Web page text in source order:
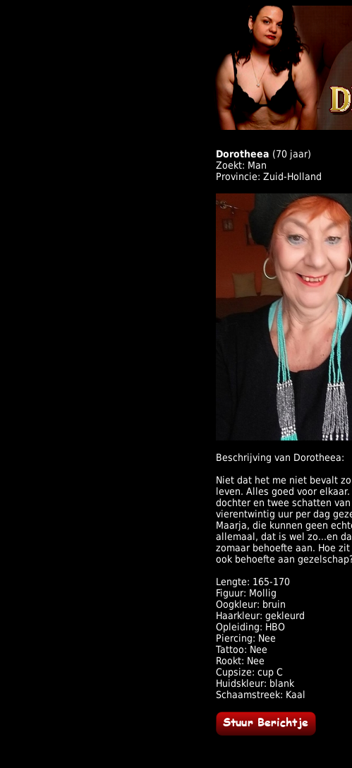
Dorotheea (70 jaar)
Zoekt: Man
Provincie: Zuid-Holland
Beschrijving van Dorotheea:
Niet dat het me niet bevalt
leven. Alles goed voor
dochter en twee schatten
vierentwintig uur per dag
Maarja, die kunnen geen
allemaal, dat is wel zo...en
zomaar behoefte aan. Hoe
ook behoefte aan
Lengte: 165-170
Figuur: Mollig
Oogkleur: bruin
Haarkleur: gekleurd
Opleiding: HBO
Piercing: Nee
Tattoo: Nee
Rookt: Nee
Cupsize: cup C
Huidskleur: blank
Schaamstreek: Kaal